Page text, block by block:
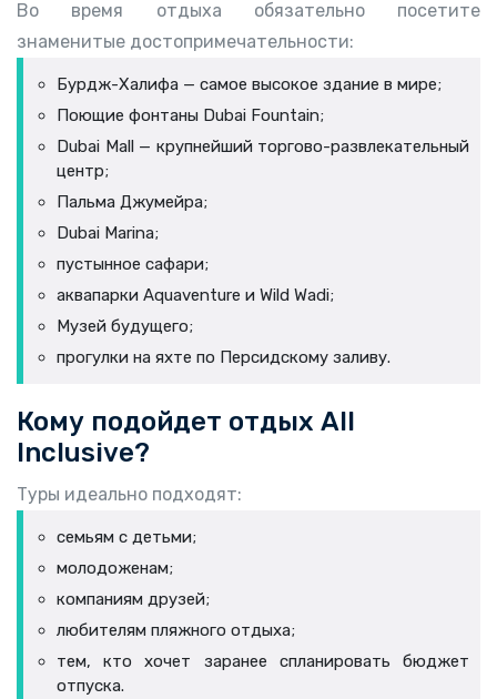
Во время отдыха обязательно посетите
знаменитые достопримечательности:
Бурдж-Халифа — самое высокое здание в мире;
Поющие фонтаны Dubai Fountain;
Dubai Mall — крупнейший торгово-развлекательный
центр;
Пальма Джумейра;
Dubai Marina;
пустынное сафари;
аквапарки Aquaventure и Wild Wadi;
Музей будущего;
прогулки на яхте по Персидскому заливу.
Кому подойдет отдых All
Inclusive?
Туры идеально подходят:
семьям с детьми;
молодоженам;
компаниям друзей;
любителям пляжного отдыха;
тем, кто хочет заранее спланировать бюджет
отпуска.